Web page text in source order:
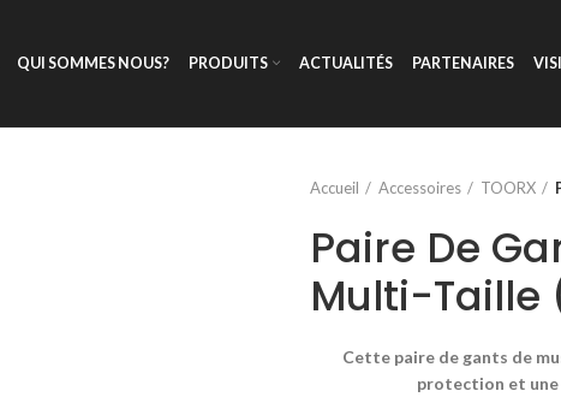
QUI SOMMES NOUS? PRODUITS ACTUALITÉS PARTENAIRES
Accueil Accessoires TOORX
Paire De
Multi-Taille
Cette paire de gants de
protection et une